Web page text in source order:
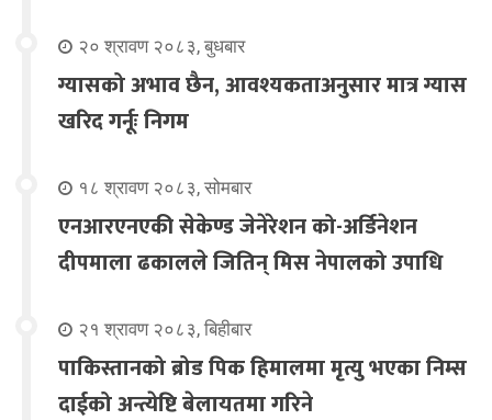
२० श्रावण २०८३, बुधबार
ग्यासको अभाव छैन, आवश्यकताअनुसार मात्र ग्यास
खरिद गर्नूः निगम
१८ श्रावण २०८३, सोमबार
एनआरएनएकी सेकेण्ड जेनेरेशन को-अर्डिनेशन
दीपमाला ढकालले जितिन् मिस नेपालको उपाधि
२१ श्रावण २०८३, बिहीबार
पाकिस्तानको ब्रोड पिक हिमालमा मृत्यु भएका निम्स
दाईको अन्त्येष्टि बेलायतमा गरिने